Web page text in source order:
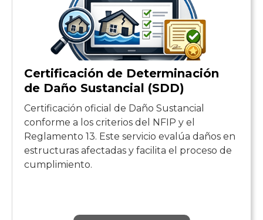
Certificación de Determinación
de Daño Sustancial (SDD)
Certificación oficial de Daño Sustancial
conforme a los criterios del NFIP y el
Reglamento 13. Este servicio evalúa daños en
estructuras afectadas y facilita el proceso de
cumplimiento.